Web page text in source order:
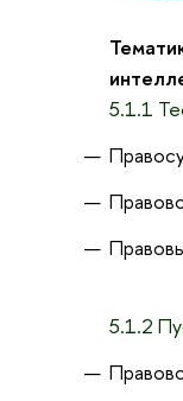
5.1.1
5.1.2